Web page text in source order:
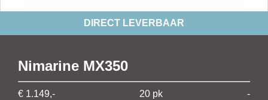
DIRECT LEVERBAAR
Nimarine MX350
€ 1.149,- 20 pk -